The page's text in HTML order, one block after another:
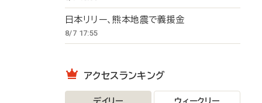
日本リリー、熊本地震で義援金
8/7 17:55
アクセスランキング
デイリー ウィークリー